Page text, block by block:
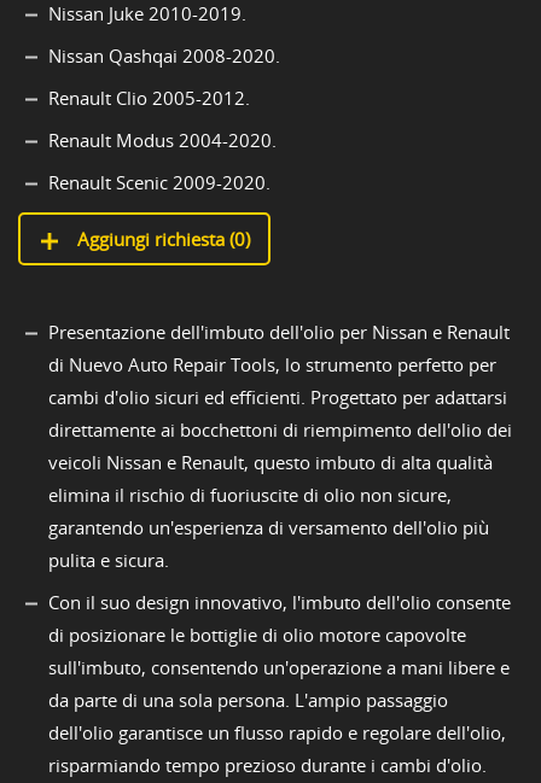
Nissan Juke 2010-2019.
Nissan Qashqai 2008-2020.
Renault Clio 2005-2012.
Renault Modus 2004-2020.
Renault Scenic 2009-2020.
Aggiungi richiesta (0)
Presentazione dell'imbuto dell'olio per Nissan e Renault
di Nuevo Auto Repair Tools, lo strumento perfetto per
cambi d'olio sicuri ed efficienti. Progettato per adattarsi
direttamente ai bocchettoni di riempimento dell'olio dei
veicoli Nissan e Renault, questo imbuto di alta qualità
elimina il rischio di fuoriuscite di olio non sicure,
garantendo un'esperienza di versamento dell'olio più
pulita e sicura.
Con il suo design innovativo, l'imbuto dell'olio consente
di posizionare le bottiglie di olio motore capovolte
sull'imbuto, consentendo un'operazione a mani libere e
da parte di una sola persona. L'ampio passaggio
dell'olio garantisce un flusso rapido e regolare dell'olio,
risparmiando tempo prezioso durante i cambi d'olio.